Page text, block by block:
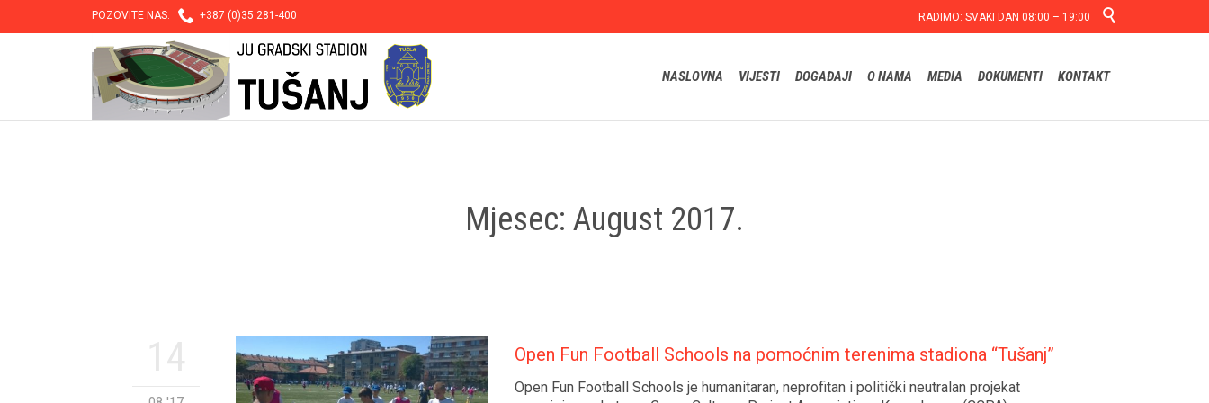
POZOVITE NAS:  +387 (0)35 281-400 RADIMO: SVAKI DAN 08:00 – 19:00 
NASLOVNA VIJESTI DOGAĐAJI O NAMA MEDIA DOKUMENTI KONTAKT
Mjesec: August 2017.
Open Fun Football Schools na pomoćnim terenima stadiona “Tušanj”
Open Fun Football Schools je humanitaran, neprofitan i politički neutralan projekat